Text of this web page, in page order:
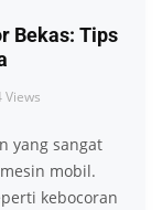
Bekas: Tips
Views
yang sangat
mobil.
kebocoran